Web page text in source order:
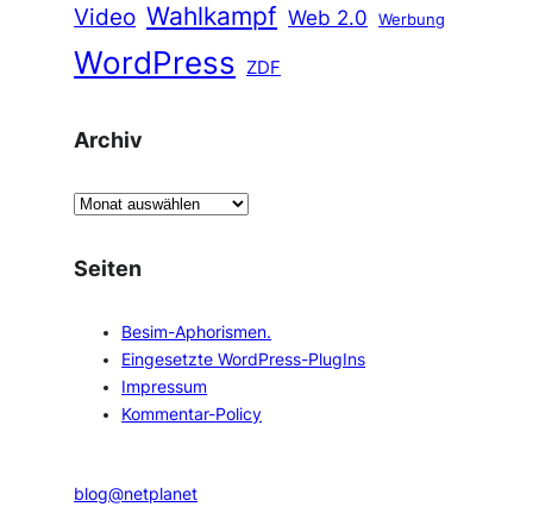
Video Wahlkampf Web 2.0 Werbung
WordPress ZDF
Archiv
A
c
Seiten
Besim-Aphorismen.
Eingesetzte WordPress-PlugIns
Impressum
Kommentar-Policy
blog@netplanet